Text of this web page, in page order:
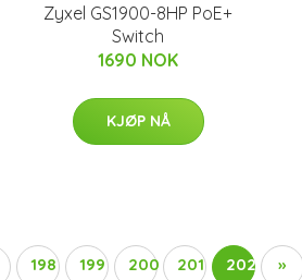
Zyxel GS1900-8HP PoE+
Switch
1690 NOK
KJØP NÅ
198 199 200 201 202 »